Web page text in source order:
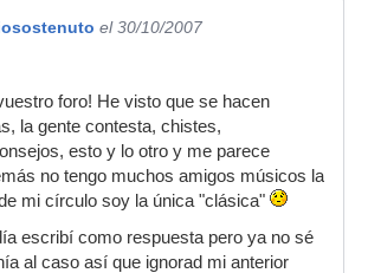
el 30/10/2007
foro! He visto que se hacen
la gente contesta, chistes,
esto y lo otro y me parece
no tengo muchos amigos músicos la
mi círculo soy la única "clásica"
escribí como respuesta pero ya no sé
al caso así que ignorad mi anterior